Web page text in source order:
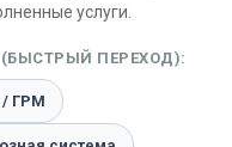
услуги.
ПЕРЕХОД):
/ ГРМ